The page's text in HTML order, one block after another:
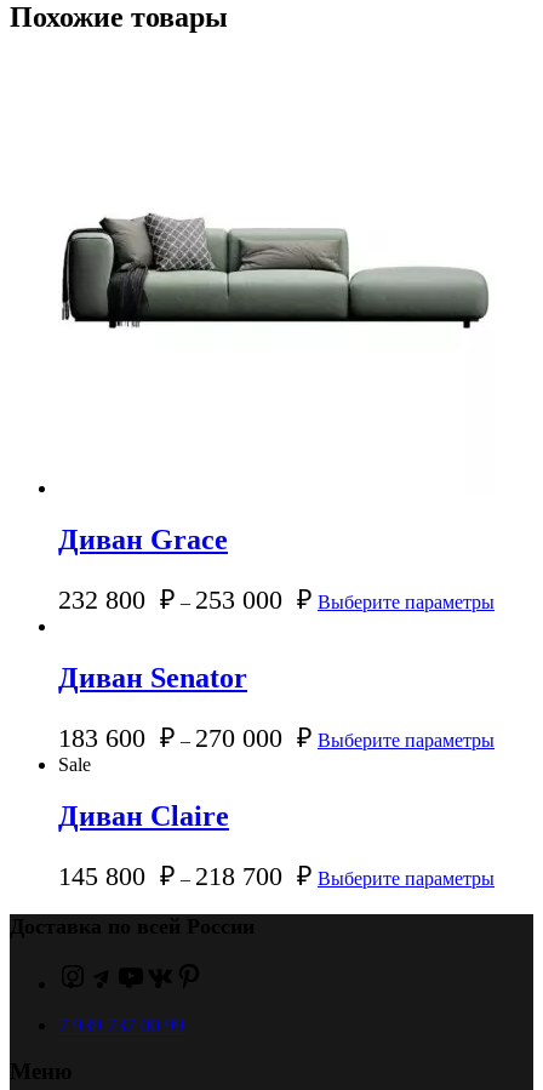
Похожие товары
Диван Grace
232 800 ₽ – 253 000 ₽ Выберите параметры
Диван Senator
183 600 ₽ – 270 000 ₽ Выберите параметры
Sale
Диван Claire
145 800 ₽ – 218 700 ₽ Выберите параметры
Доставка по всей России
7 939 737 00 99
Меню